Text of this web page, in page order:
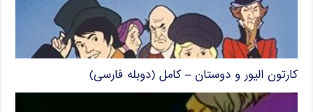
کارتون الیور و دوستان – کامل (دوبله فارسی)